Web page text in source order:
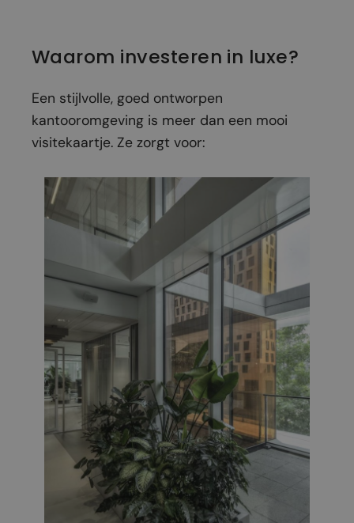
Waarom investeren in luxe?
Een stijlvolle, goed ontworpen
kantooromgeving is meer dan een mooi
visitekaartje. Ze zorgt voor: